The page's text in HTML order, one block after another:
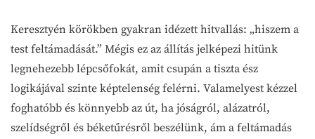
Keresztyén körökben gyakran idézett hitvallás: „hiszem a
test feltámadását.” Mégis ez az állítás jelképezi hitünk
legnehezebb lépcsőfokát, amit csupán a tiszta ész
logikájával szinte képtelenség felérni. Valamelyest kézzel
foghatóbb és könnyebb az út, ha jóságról, alázatról,
szelídségről és béketűrésről beszélünk, ám a feltámadás